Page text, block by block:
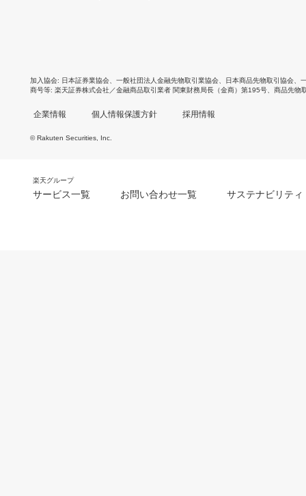
加入協会 日本証券業協会 一般社団法人金融先物取引業協会 日本商品先物取引協会
商号等 楽天証券株式会社／金融商品取引業者 関東財務局長（金商）第195号、商品先物
企業情報 個人情報保護方針 採用情報
© Rakuten Securities, Inc.
楽天グループ
サービス一覧 お問い合わせ一覧 サステナビリティ